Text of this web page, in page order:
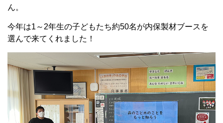
ん。
今年は1 ～ 2年生の子どもたち約50名が内保製材ブースを
選んで来てくれました！